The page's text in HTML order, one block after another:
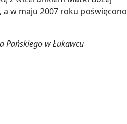
a w maju 2007 roku poświęcono
Pańskiego w Łukawcu